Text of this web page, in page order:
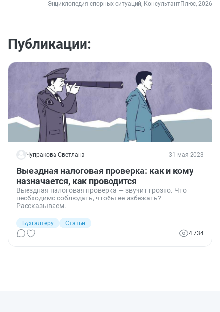
Энциклопедия спорных ситуаций, КонсультантПлюс, 2026
Публикации:
Чупракова Светлана 31 мая 2023
Выездная налоговая проверка: как и кому
назначается, как проводится
Выездная налоговая проверка — звучит грозно. Что
необходимо соблюдать, чтобы ее избежать?
Рассказываем.
Бухгалтеру
Статьи
4 734